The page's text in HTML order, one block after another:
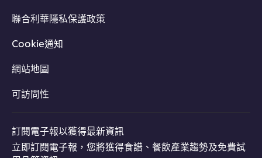
聯合利華隱私保護政策
Cookie通知
網站地圖
可訪問性
訂閱電子報以獲得最新資訊
立即訂閱電子報，您將獲得食譜、餐飲產業趨勢及免費試